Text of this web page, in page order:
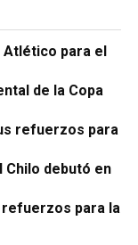
Atlético para el
de la Copa
refuerzos para
Chilo debutó en
refuerzos para la